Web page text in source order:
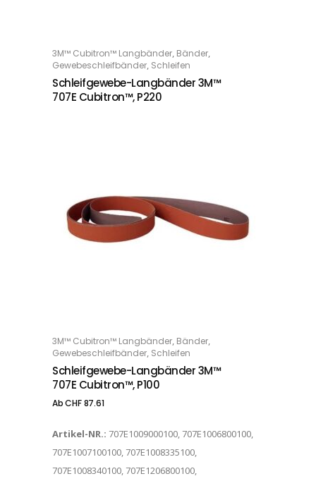
WEITERLESEN
3M™ Cubitron™ Langbänder, Bänder,
Gewebeschleifbänder, Schleifen
Schleifgewebe-Langbänder 3M™
707E Cubitron™, P220
OPTIONS
3M™ Cubitron™ Langbänder, Bänder,
Gewebeschleifbänder, Schleifen
Schleifgewebe-Langbänder 3M™
707E Cubitron™, P100
AbCHF87.61
Artikel-NR.: 707E1009000100, 707E1006800100,
707E1007100100, 707E1008335100,
707E1008340100, 707E1206800100,